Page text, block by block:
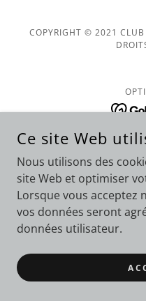
COPYRIGHT © 2021 CLUB
Ce site Web
Nous utilisons des
site Web et optimiser
Lorsque vous acceptez
vos données seront
données utilisateur.